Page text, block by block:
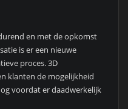
en met de opkomst
is er een nieuwe
proces. 3D
klanten de mogelijkheid
voordat er daadwerkelijk